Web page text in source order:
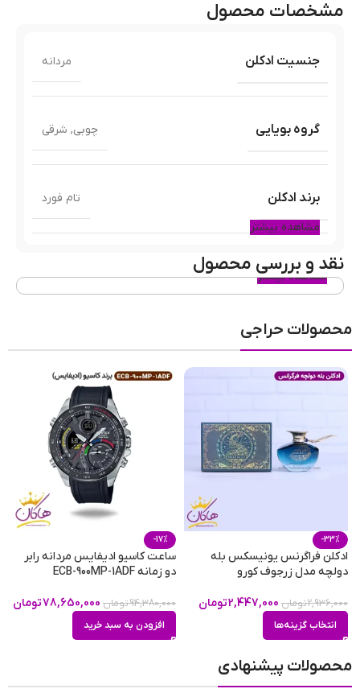
مشخصات محصول
جنسیت ادکلن مردانه
گروه بویایی چوبی, شرقی
برند ادکلن تام فورد
سال ساخت عطر
نوع عطر
آمریکا
پراکندگی بسیار خوب
ماندگاری
طبع رایحه تلخ ,گرم
فصل
مشاهده بیشتر
نقد و بررسی محصول
مشاهده بیشتر
محصولات حراجی
-33%
ادکلن فراگرنس یونیسکس بله
دولچه مدل زرجوف کورو
2,936,000تومان 2,447,000تومان
انتخاب گزینه‌ها
-17%
ساعت کاسیو ادیفایس مردانه رابر
دو زمانه ECB-900MP-1ADF
94,380,000تومان 78,650,000تومان
افزودن به سبد خرید
محصولات پیشنهادی